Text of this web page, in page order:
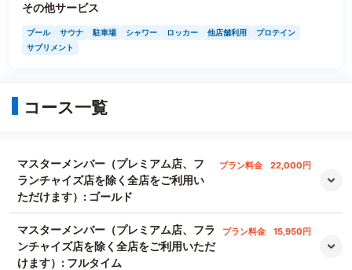
その他サービス
プール サウナ 駐車場 シャワー ロッカー 他店舗利用
プロテイン
サプリメント
コース一覧
マスターメンバー（プレミアム店、フ
ランチャイズ店を除く全店をご利用い
ただけます）: ゴールド
プラン料金 22,000円
マスターメンバー（プレミアム店、フラ
ンチャイズ店を除く全店をご利用いただ
けます）: フルタイム
プラン料金 15,950円